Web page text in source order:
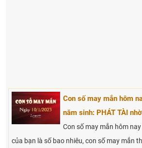
Con số may mắn hôm
năm sinh: PHÁT TÀI
Con số may mắn hôm
của bạn là số bao nhiêu, con số may mắn